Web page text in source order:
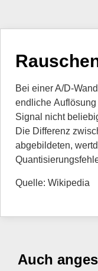
Bei einer A/D-
endliche
Signal nicht
Die Differenz
abgebildeten,
Quelle: Wikipedia
Auch